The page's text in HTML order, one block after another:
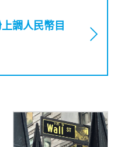
調人民幣目